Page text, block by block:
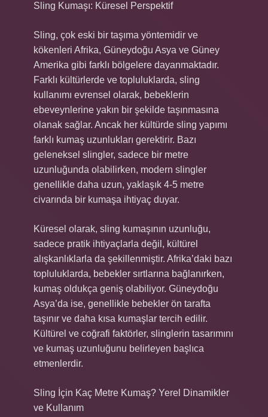
Sling Kumaşı: Küresel Perspektif
Sling, çok eski bir taşıma yöntemidir ve
kökenleri Afrika, Güneydoğu Asya ve Güney
Amerika gibi farklı bölgelere dayanmaktadır.
Farklı kültürlerde ve topluluklarda, sling
kullanımı evrensel olarak, bebeklerin
ebeveynlerine yakın bir şekilde taşınmasına
olanak sağlar. Ancak her kültürde sling yapımı
farklı kumaş uzunlukları gerektirir. Bazı
geleneksel slingler, sadece bir metre
uzunluğunda olabilirken, modern slingler
genellikle daha uzun, yaklaşık 4-5 metre
civarında bir kumaşa ihtiyaç duyar.
Küresel olarak, sling kumaşının uzunluğu,
sadece pratik ihtiyaçlarla değil, kültürel
alışkanlıklarla da şekillenmiştir. Afrika’daki bazı
topluluklarda, bebekler sırtlarına bağlanırken,
kumaş oldukça geniş olabiliyor. Güneydoğu
Asya’da ise, genellikle bebekler ön tarafta
taşınır ve daha kısa kumaşlar tercih edilir.
Kültürel ve coğrafi faktörler, slinglerin tasarımını
ve kumaş uzunluğunu belirleyen başlıca
etmenlerdir.
Sling İçin Kaç Metre Kumaş? Yerel Dinamikler
ve Kullanım